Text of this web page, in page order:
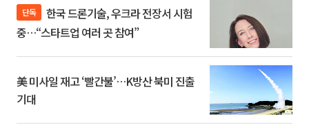
단독
중…“스타트업 여러 곳 참여”
美 미사일 재고 ‘빨간불’…K방산 북미 진출
기대